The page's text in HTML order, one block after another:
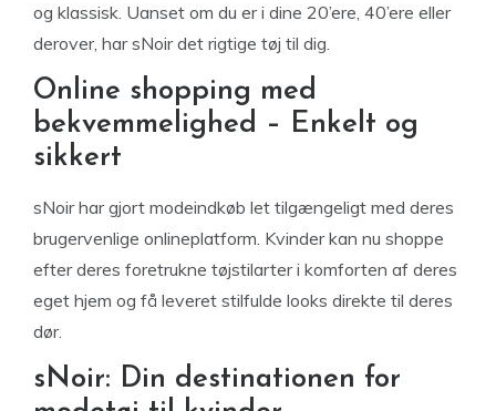
og klassisk. Uanset om du er i dine 20’ere, 40’ere eller
derover, har sNoir det rigtige tøj til dig.
Online shopping med
bekvemmelighed – Enkelt og
sikkert
sNoir har gjort modeindkøb let tilgængeligt med deres
brugervenlige onlineplatform. Kvinder kan nu shoppe
efter deres foretrukne tøjstilarter i komforten af deres
eget hjem og få leveret stilfulde looks direkte til deres
dør.
sNoir: Din destinationen for